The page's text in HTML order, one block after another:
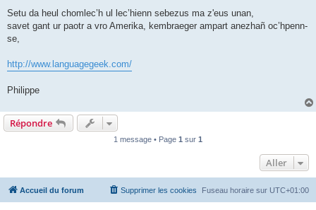
s
a
g
e
Setu da heul chomlec’h ul lec’hienn sebezus ma z'eus unan,
savet gant ur paotr a vro Amerika, kembraeger ampart anezhañ oc’hpenn-
se,
http://www.languagegeek.com/
Philippe
Répondre
1 message • Page 1 sur 1
Aller
Accueil du forum Fuseau horaire sur UTC+01:00
Supprimer les cookies